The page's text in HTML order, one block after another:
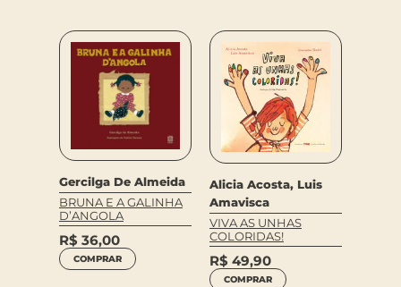
Gercilga De Almeida
BRUNA E A GALINHA
D’ANGOLA
R$ 36,00
COMPRAR
Alicia Acosta, Luis
Amavisca
VIVA AS UNHAS
COLORIDAS!
R$ 49,90
COMPRAR